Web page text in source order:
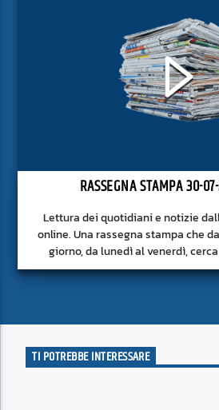
RASSEGNA STAMPA 30-
Lettura dei quotidiani e notizie
online. Una rassegna stampa che
giorno, da lunedì al venerdì,
approfondito delle notizie del
TI POTREBBE INTERESSARE